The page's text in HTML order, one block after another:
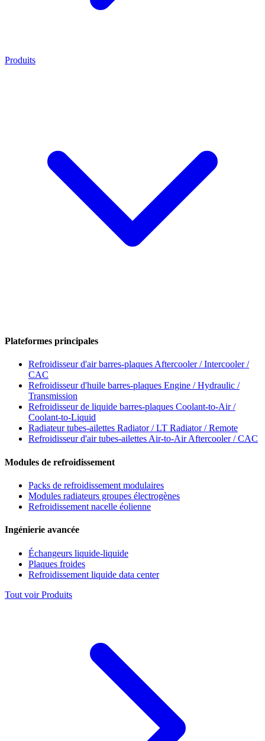
Produits
Plateformes principales
Refroidisseur d'air barres-plaquesAftercooler / Intercooler /
CAC
Refroidisseur d'huile barres-plaques Engine / Hydraulic /
Transmission
Refroidisseur de liquide barres-plaques Coolant-to-Air /
Coolant-to-Liquid
Radiateur tubes-ailettes Radiator / LT Radiator / Remote
Refroidisseur d'air tubes-ailettesAir-to-Air Aftercooler / CAC
Modules de refroidissement
Packs de refroidissement modulaires
Modules radiateurs groupes électrogènes
Refroidissement nacelle éolienne
Ingénierie avancée
Échangeurs liquide-liquide
Plaques froides
Refroidissement liquide data center
Tout voir Produits